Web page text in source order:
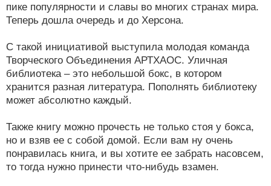
пике популярности и славы во многих странах мира.
Теперь дошла очередь и до Херсона.
С такой инициативой выступила молодая команда
Творческого Объединения АРТХАОС. Уличная
библиотека – это небольшой бокс, в котором
хранится разная литература. Пополнять библиотеку
может абсолютно каждый.
Также книгу можно прочесть не только стоя у бокса,
но и взяв ее с собой домой. Если вам ну очень
понравилась книга, и вы хотите ее забрать насовсем,
то тогда нужно принести что-нибудь взамен.